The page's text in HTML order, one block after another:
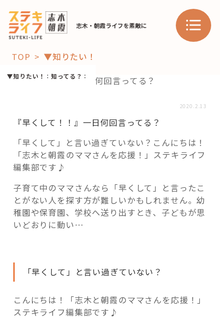
志木・朝霞ライフを素敵に
「コト」
おすすめ
スポット 学び・教育
「場」
HAREL HAREL
TOP ▼知りたい！
▼知りたい！ ：知ってる？ ：
2020.2.13
『早くして！！』一日何回言ってる？
「早くして」と言い過ぎていない？こんにちは！
「志木と朝霞のママさんを応援！」ステキライフ
編集部です♪
子育て中のママさんなら「早くして」と言ったこ
とがない人を探す方が難しいかもしれません。幼
稚園や保育園、学校へ送り出すとき、子どもが思
いどおりに動い…
「早くして」と言い過ぎていない？
こんにちは！「志木と朝霞のママさんを応援！」
ステキライフ編集部です♪